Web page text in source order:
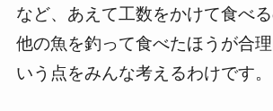
など、あえて工数をかけて食べる
他の魚を釣って食べたほうが合
いう点をみんな考えるわけです。